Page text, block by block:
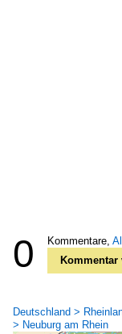
0 Kommentare,
Kommentar
Deutschland >
> Neuburg am Rhein